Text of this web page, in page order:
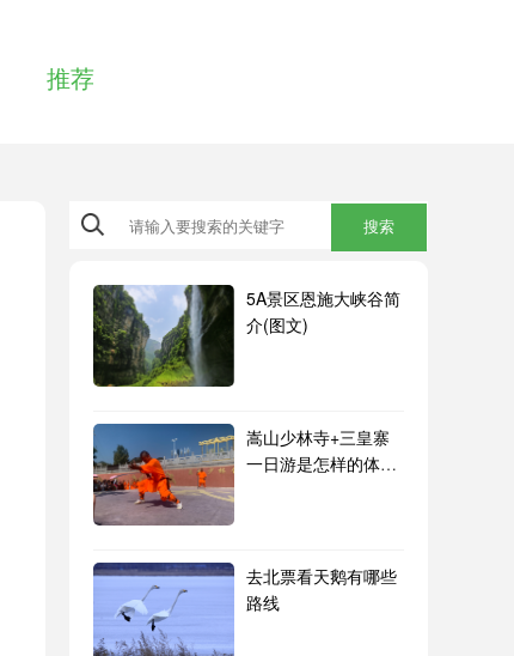
推荐
搜索
5A景区恩施大峡谷简
介(图文)
嵩山少林寺+三皇寨
一日游是怎样的体
去北票看天鹅有哪些
路线